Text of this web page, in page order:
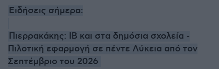
Ειδήσεις σήμερα:
Πιερρακάκης: IB και στα δημόσια σχολεία -
Πιλοτική εφαρμογή σε πέντε Λύκεια από τον
Σεπτέμβριο του 2026